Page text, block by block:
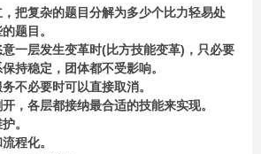
把复杂的题目分解为多少个比力轻易处
题目。
一层发生变革时(比方技能变革)，只必要
持稳定，团体都不受影响。
不必要时可以直接取消。
，各层都接纳最合适的技能来实现。
。
程化。